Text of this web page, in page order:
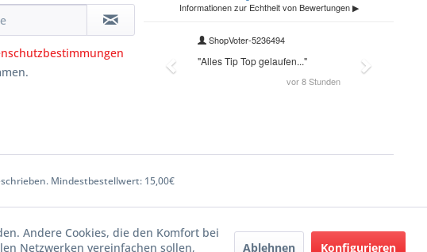
Mindestbestellwert: 15,00€
Andere Cookies, die den Komfort bei
Netzwerken vereinfachen sollen,
Ablehnen Konfigurieren